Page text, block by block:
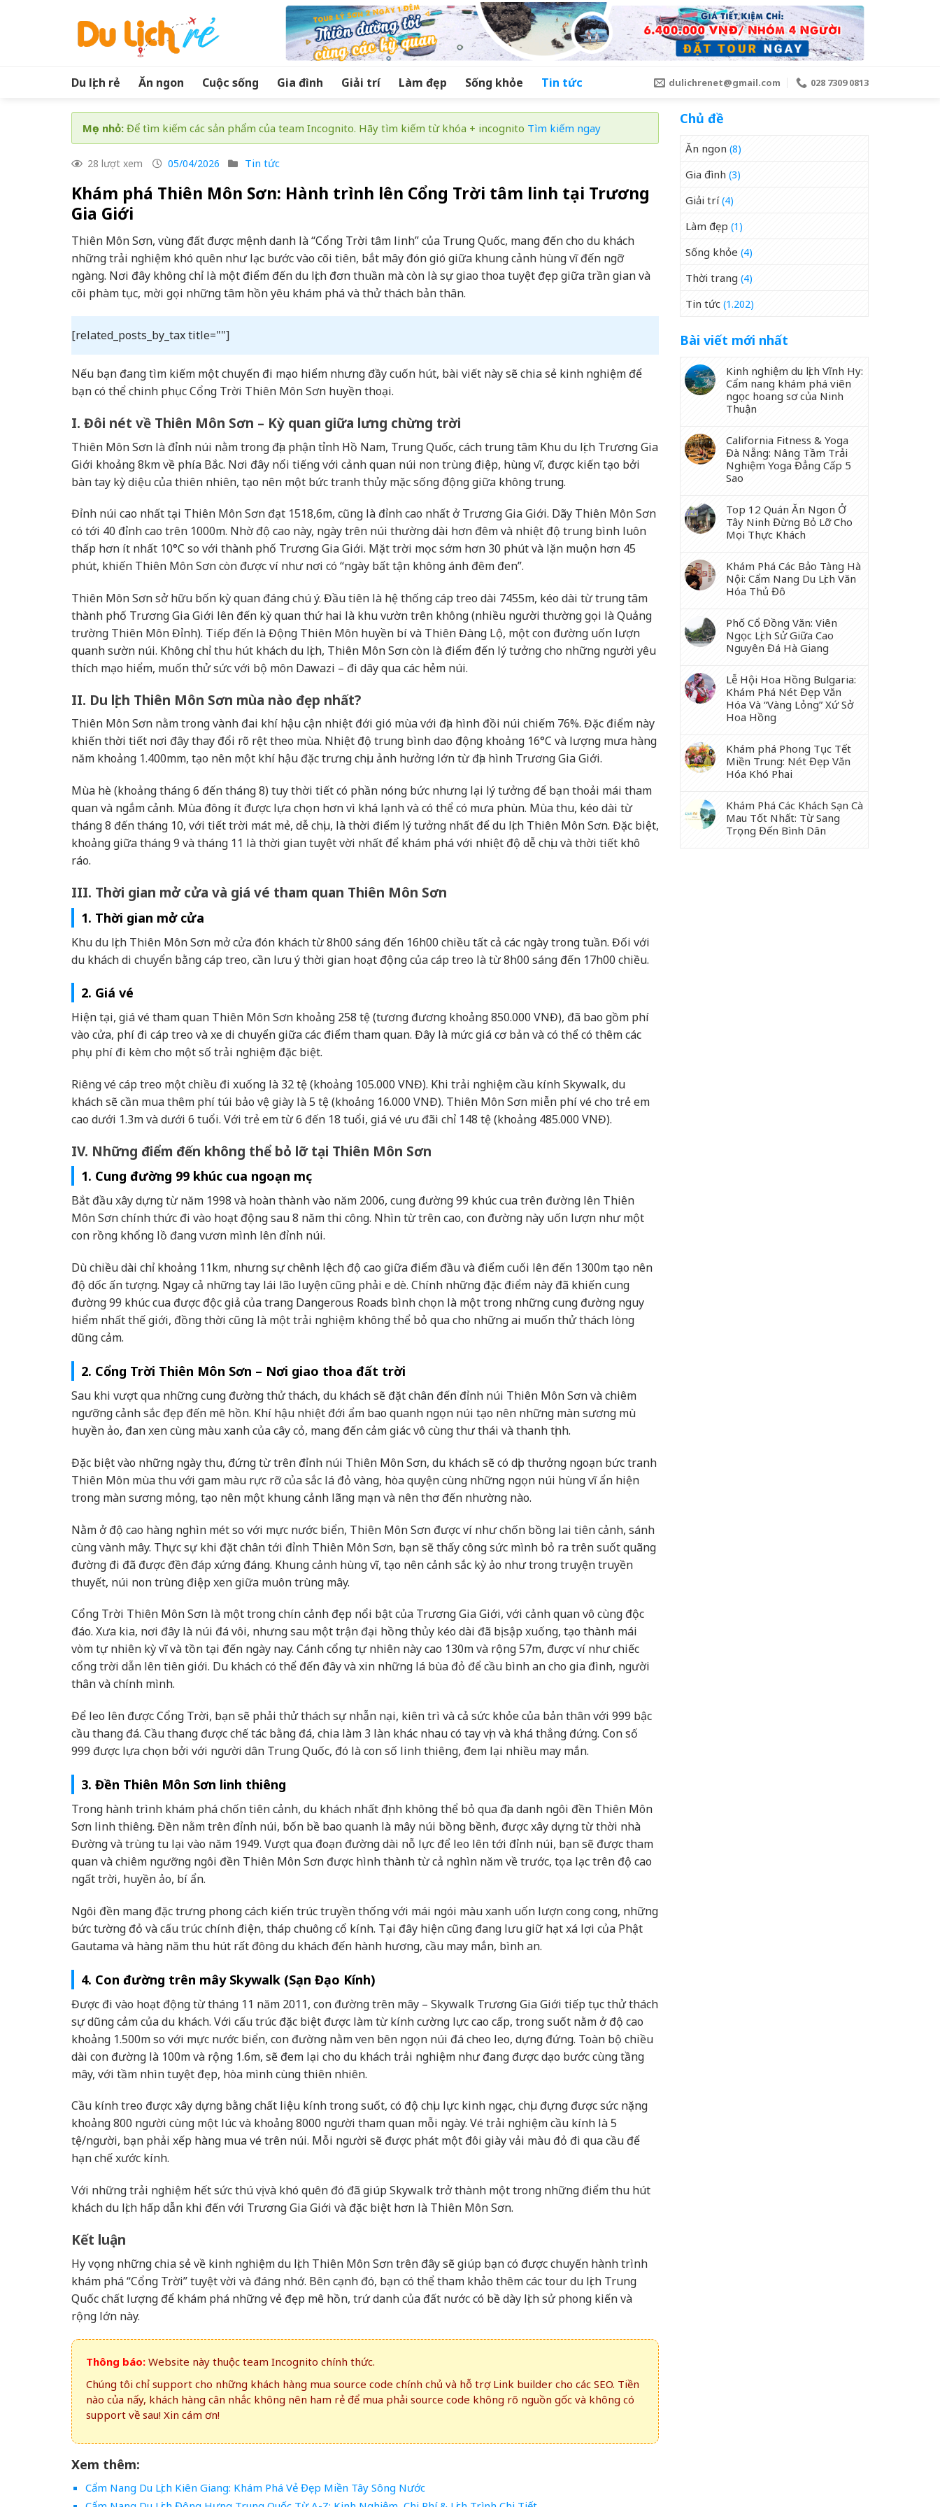
Du lịch rẻ Ăn ngon Cuộc sống Gia đình Giải trí Làm đẹp Sống khỏe Tin tức dulichrenet@gmail.com 028 7309 0813
Mẹo nhỏ: Để tìm kiếm các sản phẩm của team Incognito. Hãy tìm kiếm từ khóa + incognito Tìm kiếm ngay
28 lượt xem 05/04/2026 Tin tức
Khám phá Thiên Môn Sơn: Hành trình lên Cổng Trời tâm linh tại Trương
Gia Giới
Thiên Môn Sơn, vùng đất được mệnh danh là “Cổng Trời tâm linh” của Trung Quốc, mang đến cho du khách
những trải nghiệm khó quên như lạc bước vào cõi tiên, bắt mây đón gió giữa khung cảnh hùng vĩ đến ngỡ
ngàng. Nơi đây không chỉ là một điểm đến du lịch đơn thuần mà còn là sự giao thoa tuyệt đẹp giữa trần gian và
cõi phàm tục, mời gọi những tâm hồn yêu khám phá và thử thách bản thân.
[related_posts_by_tax title=""]
Nếu bạn đang tìm kiếm một chuyến đi mạo hiểm nhưng đầy cuốn hút, bài viết này sẽ chia sẻ kinh nghiệm để
bạn có thể chinh phục Cổng Trời Thiên Môn Sơn huyền thoại.
I. Đôi nét về Thiên Môn Sơn – Kỳ quan giữa lưng chừng trời
Thiên Môn Sơn là đỉnh núi nằm trong địa phận tỉnh Hồ Nam, Trung Quốc, cách trung tâm Khu du lịch Trương Gia
Giới khoảng 8km về phía Bắc. Nơi đây nổi tiếng với cảnh quan núi non trùng điệp, hùng vĩ, được kiến tạo bởi
bàn tay kỳ diệu của thiên nhiên, tạo nên một bức tranh thủy mặc sống động giữa không trung.
Đỉnh núi cao nhất tại Thiên Môn Sơn đạt 1518,6m, cũng là đỉnh cao nhất ở Trương Gia Giới. Dãy Thiên Môn Sơn
có tới 40 đỉnh cao trên 1000m. Nhờ độ cao này, ngày trên núi thường dài hơn đêm và nhiệt độ trung bình luôn
thấp hơn ít nhất 10°C so với thành phố Trương Gia Giới. Mặt trời mọc sớm hơn 30 phút và lặn muộn hơn 45
phút, khiến Thiên Môn Sơn còn được ví như nơi có “ngày bất tận không ánh đêm đen”.
Thiên Môn Sơn sở hữu bốn kỳ quan đáng chú ý. Đầu tiên là hệ thống cáp treo dài 7455m, kéo dài từ trung tâm
thành phố Trương Gia Giới lên đến kỳ quan thứ hai là khu vườn trên không (nhiều người thường gọi là Quảng
trường Thiên Môn Đỉnh). Tiếp đến là Động Thiên Môn huyền bí và Thiên Đàng Lộ, một con đường uốn lượn
quanh sườn núi. Không chỉ thu hút khách du lịch, Thiên Môn Sơn còn là điểm đến lý tưởng cho những người yêu
thích mạo hiểm, muốn thử sức với bộ môn Dawazi – đi dây qua các hẻm núi.
II. Du lịch Thiên Môn Sơn mùa nào đẹp nhất?
Thiên Môn Sơn nằm trong vành đai khí hậu cận nhiệt đới gió mùa với địa hình đồi núi chiếm 76%. Đặc điểm này
khiến thời tiết nơi đây thay đổi rõ rệt theo mùa. Nhiệt độ trung bình dao động khoảng 16°C và lượng mưa hàng
năm khoảng 1.400mm, tạo nên một khí hậu đặc trưng chịu ảnh hưởng lớn từ địa hình Trương Gia Giới.
Mùa hè (khoảng tháng 6 đến tháng 8) tuy thời tiết có phần nóng bức nhưng lại lý tưởng để bạn thoải mái tham
quan và ngắm cảnh. Mùa đông ít được lựa chọn hơn vì khá lạnh và có thể có mưa phùn. Mùa thu, kéo dài từ
tháng 8 đến tháng 10, với tiết trời mát mẻ, dễ chịu, là thời điểm lý tưởng nhất để du lịch Thiên Môn Sơn. Đặc biệt,
khoảng giữa tháng 9 và tháng 11 là thời gian tuyệt vời nhất để khám phá với nhiệt độ dễ chịu và thời tiết khô
ráo.
III. Thời gian mở cửa và giá vé tham quan Thiên Môn Sơn
1. Thời gian mở cửa
Khu du lịch Thiên Môn Sơn mở cửa đón khách từ 8h00 sáng đến 16h00 chiều tất cả các ngày trong tuần. Đối với
du khách di chuyển bằng cáp treo, cần lưu ý thời gian hoạt động của cáp treo là từ 8h00 sáng đến 17h00 chiều.
2. Giá vé
Hiện tại, giá vé tham quan Thiên Môn Sơn khoảng 258 tệ (tương đương khoảng 850.000 VNĐ), đã bao gồm phí
vào cửa, phí đi cáp treo và xe di chuyển giữa các điểm tham quan. Đây là mức giá cơ bản và có thể có thêm các
phụ phí đi kèm cho một số trải nghiệm đặc biệt.
Riêng vé cáp treo một chiều đi xuống là 32 tệ (khoảng 105.000 VNĐ). Khi trải nghiệm cầu kính Skywalk, du
khách sẽ cần mua thêm phí túi bảo vệ giày là 5 tệ (khoảng 16.000 VNĐ). Thiên Môn Sơn miễn phí vé cho trẻ em
cao dưới 1.3m và dưới 6 tuổi. Với trẻ em từ 6 đến 18 tuổi, giá vé ưu đãi chỉ 148 tệ (khoảng 485.000 VNĐ).
IV. Những điểm đến không thể bỏ lỡ tại Thiên Môn Sơn
1. Cung đường 99 khúc cua ngoạn mục
Bắt đầu xây dựng từ năm 1998 và hoàn thành vào năm 2006, cung đường 99 khúc cua trên đường lên Thiên
Môn Sơn chính thức đi vào hoạt động sau 8 năm thi công. Nhìn từ trên cao, con đường này uốn lượn như một
con rồng khổng lồ đang vươn mình lên đỉnh núi.
Dù chiều dài chỉ khoảng 11km, nhưng sự chênh lệch độ cao giữa điểm đầu và điểm cuối lên đến 1300m tạo nên
độ dốc ấn tượng. Ngay cả những tay lái lão luyện cũng phải e dè. Chính những đặc điểm này đã khiến cung
đường 99 khúc cua được độc giả của trang Dangerous Roads bình chọn là một trong những cung đường nguy
hiểm nhất thế giới, đồng thời cũng là một trải nghiệm không thể bỏ qua cho những ai muốn thử thách lòng
dũng cảm.
2. Cổng Trời Thiên Môn Sơn – Nơi giao thoa đất trời
Sau khi vượt qua những cung đường thử thách, du khách sẽ đặt chân đến đỉnh núi Thiên Môn Sơn và chiêm
ngưỡng cảnh sắc đẹp đến mê hồn. Khí hậu nhiệt đới ẩm bao quanh ngọn núi tạo nên những màn sương mù
huyền ảo, đan xen cùng màu xanh của cây cỏ, mang đến cảm giác vô cùng thư thái và thanh tịnh.
Đặc biệt vào những ngày thu, đứng từ trên đỉnh núi Thiên Môn Sơn, du khách sẽ có dịp thưởng ngoạn bức tranh
Thiên Môn mùa thu với gam màu rực rỡ của sắc lá đỏ vàng, hòa quyện cùng những ngọn núi hùng vĩ ẩn hiện
trong màn sương mỏng, tạo nên một khung cảnh lãng mạn và nên thơ đến nhường nào.
Nằm ở độ cao hàng nghìn mét so với mực nước biển, Thiên Môn Sơn được ví như chốn bồng lai tiên cảnh, sánh
cùng vành mây. Thực sự khi đặt chân tới đỉnh Thiên Môn Sơn, bạn sẽ thấy công sức mình bỏ ra trên suốt quãng
đường đi đã được đền đáp xứng đáng. Khung cảnh hùng vĩ, tạo nên cảnh sắc kỳ ảo như trong truyện truyền
thuyết, núi non trùng điệp xen giữa muôn trùng mây.
Cổng Trời Thiên Môn Sơn là một trong chín cảnh đẹp nổi bật của Trương Gia Giới, với cảnh quan vô cùng độc
đáo. Xưa kia, nơi đây là núi đá vôi, nhưng sau một trận đại hồng thủy kéo dài đã bị sập xuống, tạo thành mái
vòm tự nhiên kỳ vĩ và tồn tại đến ngày nay. Cánh cổng tự nhiên này cao 130m và rộng 57m, được ví như chiếc
cổng trời dẫn lên tiên giới. Du khách có thể đến đây và xin những lá bùa đỏ để cầu bình an cho gia đình, người
thân và chính mình.
Để leo lên được Cổng Trời, bạn sẽ phải thử thách sự nhẫn nại, kiên trì và cả sức khỏe của bản thân với 999 bậc
cầu thang đá. Cầu thang được chế tác bằng đá, chia làm 3 làn khác nhau có tay vịn và khá thẳng đứng. Con số
999 được lựa chọn bởi với người dân Trung Quốc, đó là con số linh thiêng, đem lại nhiều may mắn.
3. Đền Thiên Môn Sơn linh thiêng
Trong hành trình khám phá chốn tiên cảnh, du khách nhất định không thể bỏ qua địa danh ngôi đền Thiên Môn
Sơn linh thiêng. Đền nằm trên đỉnh núi, bốn bề bao quanh là mây núi bồng bềnh, được xây dựng từ thời nhà
Đường và trùng tu lại vào năm 1949. Vượt qua đoạn đường dài nỗ lực để leo lên tới đỉnh núi, bạn sẽ được tham
quan và chiêm ngưỡng ngôi đền Thiên Môn Sơn được hình thành từ cả nghìn năm về trước, tọa lạc trên độ cao
ngất trời, huyền ảo, bí ẩn.
Ngôi đền mang đặc trưng phong cách kiến trúc truyền thống với mái ngói màu xanh uốn lượn cong cong, những
bức tường đỏ và cấu trúc chính điện, tháp chuông cổ kính. Tại đây hiện cũng đang lưu giữ hạt xá lợi của Phật
Gautama và hàng năm thu hút rất đông du khách đến hành hương, cầu may mắn, bình an.
4. Con đường trên mây Skywalk (Sạn Đạo Kính)
Được đi vào hoạt động từ tháng 11 năm 2011, con đường trên mây – Skywalk Trương Gia Giới tiếp tục thử thách
sự dũng cảm của du khách. Với cấu trúc đặc biệt được làm từ kính cường lực cao cấp, trong suốt nằm ở độ cao
khoảng 1.500m so với mực nước biển, con đường nằm ven bên ngọn núi đá cheo leo, dựng đứng. Toàn bộ chiều
dài con đường là 100m và rộng 1.6m, sẽ đem lại cho du khách trải nghiệm như đang được dạo bước cùng tầng
mây, với tầm nhìn tuyệt đẹp, hòa mình cùng thiên nhiên.
Cầu kính treo được xây dựng bằng chất liệu kính trong suốt, có độ chịu lực kinh ngạc, chịu đựng được sức nặng
khoảng 800 người cùng một lúc và khoảng 8000 người tham quan mỗi ngày. Vé trải nghiệm cầu kính là 5
tệ/người, bạn phải xếp hàng mua vé trên núi. Mỗi người sẽ được phát một đôi giày vải màu đỏ đi qua cầu để
hạn chế xước kính.
Với những trải nghiệm hết sức thú vị và khó quên đó đã giúp Skywalk trở thành một trong những điểm thu hút
khách du lịch hấp dẫn khi đến với Trương Gia Giới và đặc biệt hơn là Thiên Môn Sơn.
Kết luận
Hy vọng những chia sẻ về kinh nghiệm du lịch Thiên Môn Sơn trên đây sẽ giúp bạn có được chuyến hành trình
khám phá “Cổng Trời” tuyệt vời và đáng nhớ. Bên cạnh đó, bạn có thể tham khảo thêm các tour du lịch Trung
Quốc chất lượng để khám phá những vẻ đẹp mê hồn, trứ danh của đất nước có bề dày lịch sử phong kiến và
rộng lớn này.
Thông báo: Website này thuộc team Incognito chính thức.
Chúng tôi chỉ support cho những khách hàng mua source code chính chủ và hỗ trợ Link builder cho các SEO. Tiền
nào của nấy, khách hàng cân nhắc không nên ham rẻ để mua phải source code không rõ nguồn gốc và không có
support về sau! Xin cám ơn!
Xem thêm:
Cẩm Nang Du Lịch Kiên Giang: Khám Phá Vẻ Đẹp Miền Tây Sông Nước
Chủ đề
Ăn ngon (8)
Gia đình (3)
Giải trí(4)
Làm đẹp (1)
Sống khỏe (4)
Thời trang (4)
Tin tức (1.202)
Bài viết mới nhất
Kinh nghiệm du lịch Vĩnh Hy:
Cẩm nang khám phá viên
ngọc hoang sơ của Ninh
Thuận
California Fitness & Yoga
Đà Nẵng: Nâng Tầm Trải
Nghiệm Yoga Đẳng Cấp 5
Sao
Top 12 Quán Ăn Ngon Ở
Tây Ninh Đừng Bỏ Lỡ Cho
Mọi Thực Khách
Khám Phá Các Bảo Tàng Hà
Nội: Cẩm Nang Du Lịch Văn
Hóa Thủ Đô
Phố Cổ Đồng Văn: Viên
Ngọc Lịch Sử Giữa Cao
Nguyên Đá Hà Giang
Lễ Hội Hoa Hồng Bulgaria:
Khám Phá Nét Đẹp Văn
Hóa Và “Vàng Lỏng” Xứ Sở
Hoa Hồng
Khám phá Phong Tục Tết
Miền Trung: Nét Đẹp Văn
Hóa Khó Phai
Khám Phá Các Khách Sạn Cà
Mau Tốt Nhất: Từ Sang
Trọng Đến Bình Dân